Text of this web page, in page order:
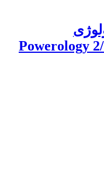
Powerology